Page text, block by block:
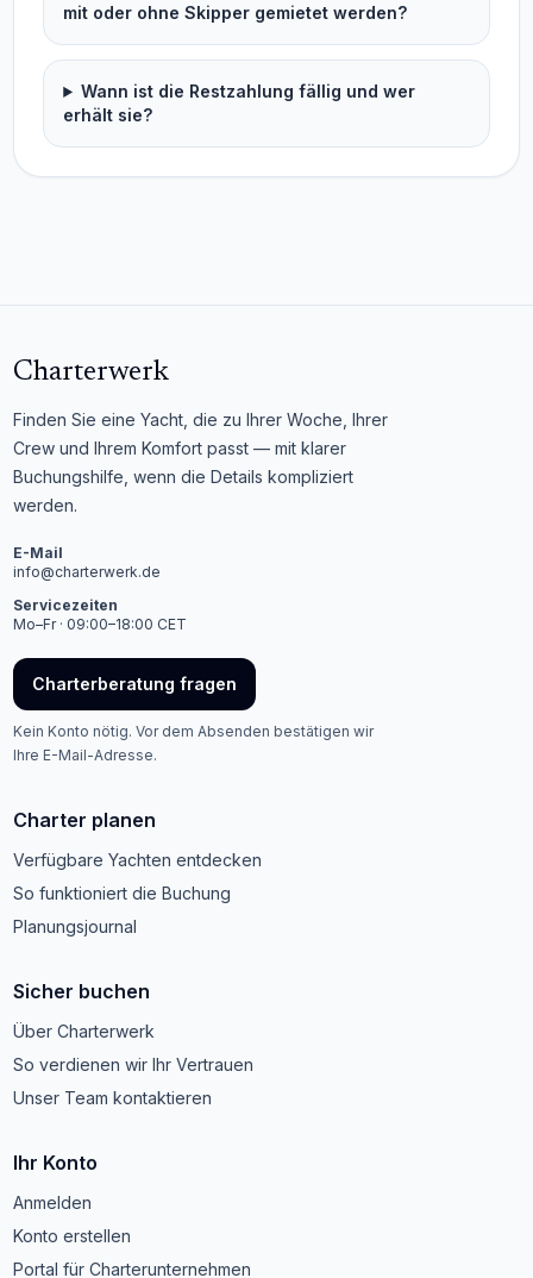
mit oder ohne Skipper gemietet werden?
Wann ist die Restzahlung fällig und wer
erhält sie?
Charterwerk
Finden Sie eine Yacht, die zu Ihrer Woche, Ihrer
Crew und Ihrem Komfort passt — mit klarer
Buchungshilfe, wenn die Details kompliziert
werden.
E-Mail
info@charterwerk.de
Servicezeiten
Mo–Fr · 09:00–18:00 CET
Charterberatung fragen
Kein Konto nötig. Vor dem Absenden bestätigen wir
Ihre E-Mail-Adresse.
Charter planen
Verfügbare Yachten entdecken
So funktioniert die Buchung
Planungsjournal
Sicher buchen
Über Charterwerk
So verdienen wir Ihr Vertrauen
Unser Team kontaktieren
Ihr Konto
Anmelden
Konto erstellen
Portal für Charterunternehmen